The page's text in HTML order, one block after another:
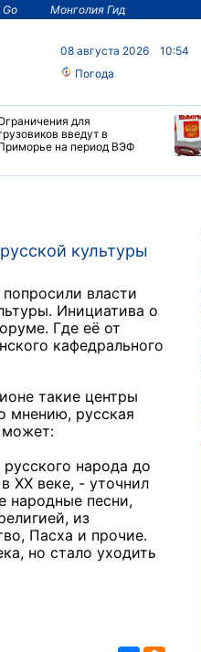
Монголия Гид
08 августа 2026
10:54
Погода
для
введут в
на период ВЭФ
культуры
власти
Инициатива о
Где её от
кафедрального
такие центры
мнению, русская
может:
народа до
XX веке, - уточнил
народные песни,
из
Пасха и прочие.
но стало уходить